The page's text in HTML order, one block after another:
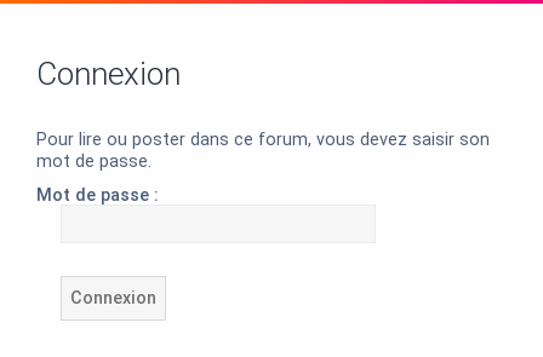
Connexion
Pour lire ou poster dans ce forum, vous devez saisir son
mot de passe.
Mot de passe :